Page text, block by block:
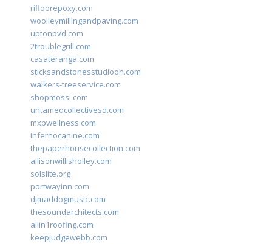
rifloorepoxy.com
woolleymillingandpaving.com
uptonpvd.com
2troublegrill.com
casateranga.com
sticksandstonesstudiooh.com
walkers-treeservice.com
shopmossi.com
untamedcollectivesd.com
mxpwellness.com
infernocanine.com
thepaperhousecollection.com
allisonwillisholley.com
solslite.org
portwayinn.com
djmaddogmusic.com
thesoundarchitects.com
allin1roofing.com
keepjudgewebb.com